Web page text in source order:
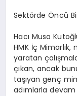
Sektörde Öncü
Hacı Musa
HMK İç
yaratan
çıkan, ancak
taşıyan genç
adımlarla